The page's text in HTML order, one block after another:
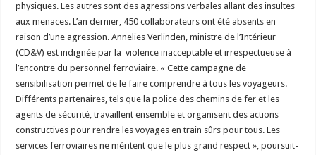
physiques. Les autres sont des agressions verbales allant des insultes
aux menaces. L’an dernier, 450 collaborateurs ont été absents en
raison d’une agression. Annelies Verlinden, ministre de l’Intérieur
(CD&V) est indignée par la violence inacceptable et irrespectueuse à
l’encontre du personnel ferroviaire. « Cette campagne de
sensibilisation permet de le faire comprendre à tous les voyageurs.
Différents partenaires, tels que la police des chemins de fer et les
agents de sécurité, travaillent ensemble et organisent des actions
constructives pour rendre les voyages en train sûrs pour tous. Les
services ferroviaires ne méritent que le plus grand respect », poursuit-